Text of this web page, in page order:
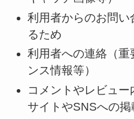
利用者からのお問
るため
利用者への連絡（
ンス情報等）
コメントやレビュ
サイトやSNSへの掲